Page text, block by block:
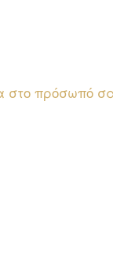
στο πρόσωπό